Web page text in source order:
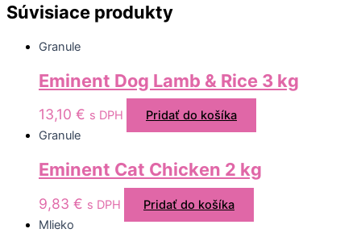
Súvisiace produkty
Granule
Eminent Dog Lamb & Rice 3 kg
13,10 € s DPH
Pridať do košíka
Granule
Eminent Cat Chicken 2 kg
9,83 € s DPH
Pridať do košíka
Mlieko